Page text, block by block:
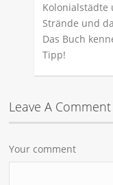
Strände und
Das Buch
Tipp!
Leave A Comment
Your comment